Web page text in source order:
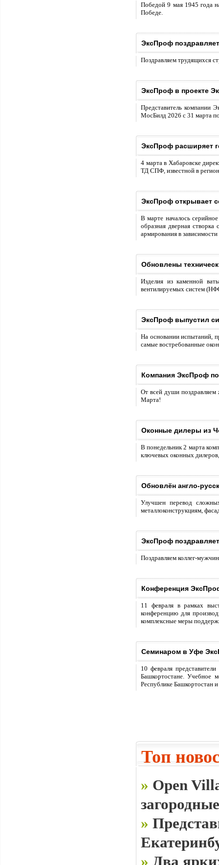
Победой 9 мая 1945 года
Победе.
ЭксПроф
Поздравляем трудящихся
ЭксПроф в проекте
Представитель компании
МосБилд 2026 с 31 марта
ЭксПроф расширяет
4 марта в Хабаровске
ТД СПФ, известной в
ЭксПроф открывает
В марте началось
образная дверная
армирования в
Обновлены
Изделия из каменной
вентилируемых систем
ЭксПроф выпустил
На основании испытаний,
самые востребованные
Компания ЭксПроф
От всей души
Марта!
Оконные дилеры из
В понедельник 2 марта
ключевых оконных дилеров,
Обновлён англо-
Улучшен перевод
металлоконструкциям,
ЭксПроф
Поздравляем коллег-
Конференция
11 февраля в рамках
конференцию для
комплексные меры
Семинаром в Уфе
10 февраля
Башкортостане. Учебное
Республике Башкортостан
Топ
» Open
»
» Два